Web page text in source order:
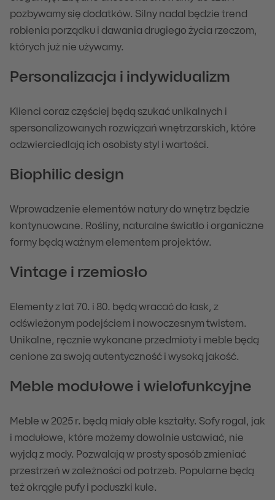
pozbywamy się dodatków. Silny nadal będzie trend
robienia porządku i dawania drugiego życia rzeczom,
których już nie używamy.
Personalizacja i indywidualizm
Klienci coraz częściej będą szukać unikalnych i
spersonalizowanych rozwiązań wnętrzarskich, które
odzwierciedlają ich osobisty styl i wartości.
Biophilic design
Wprowadzenie elementów natury do wnętrz będzie
kontynuowane. Rośliny, naturalne światło i organiczne
formy będą ważnym elementem projektów.
Vintage i rzemiosło
Elementy z lat 70. i 80. będą wracać do łask, z
odświeżonym podejściem i nowoczesnym twistem.
Unikalne, ręcznie wykonane przedmioty i meble będą
cenione za swoją autentyczność i wysoką jakość.
Meble modułowe i wielofunkcyjne
Meble w 2025 r. będą miały obłe kształty. Sofy rogal, jak
i modułowe, które możemy dowolnie ustawiać, nie
wyjdą z mody. Pozwalają w prosty sposób zmieniać
przestrzeń w zależności od potrzeb. Popularne będą
też okrągłe pufy i poduszki kule.